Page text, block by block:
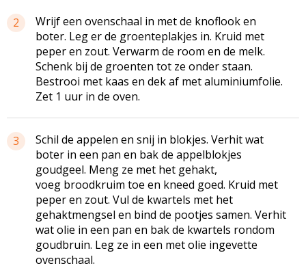
2
Wrijf een ovenschaal in met de knoflook en
boter. Leg er de groenteplakjes in. Kruid met
peper en zout. Verwarm de room en de melk.
Schenk bij de groenten tot ze onder staan.
Bestrooi met kaas en dek af met aluminiumfolie.
Zet 1 uur in de oven.
3
Schil de appelen en snij in blokjes. Verhit wat
boter in een pan en bak de appelblokjes
goudgeel. Meng ze met het gehakt,
voeg broodkruim toe en kneed goed. Kruid met
peper en zout. Vul de kwartels met het
gehaktmengsel en bind de pootjes samen. Verhit
wat olie in een pan en bak de kwartels rondom
goudbruin. Leg ze in een met olie ingevette
ovenschaal.